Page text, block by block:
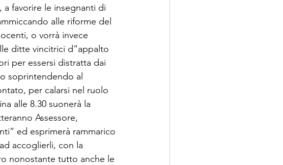
favorire le insegnanti di
alle riforme del
o vorrà invece
ditte vincitrici d”appalto
per essersi distratta dai
soprintendendo al
per calarsi nel ruolo
alle 8.30 suonerà la
Assessore,
ed esprimerà rammarico
accoglierli, con la
nonostante tutto anche le